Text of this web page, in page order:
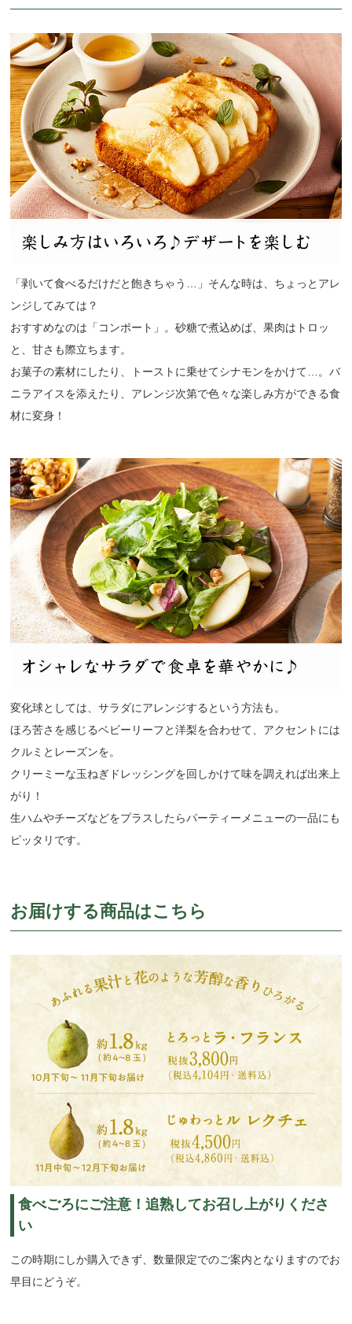
「剥いて食べるだけだと飽きちゃう…」そんな時は、ちょっとアレ
ンジしてみては？
おすすめなのは「コンポート」。砂糖で煮込めば、果肉はトロッ
と、甘さも際立ちます。
お菓子の素材にしたり、トーストに乗せてシナモンをかけて…。バ
ニラアイスを添えたり、アレンジ次第で色々な楽しみ方ができる食
材に変身！
変化球としては、サラダにアレンジするという方法も。
ほろ苦さを感じるベビーリーフと洋梨を合わせて、アクセントには
クルミとレーズンを。
クリーミーな玉ねぎドレッシングを回しかけて味を調えれば出来上
がり！
生ハムやチーズなどをプラスしたらパーティーメニューの一品にも
ピッタリです。
お届けする商品はこちら
食べごろにご注意！追熟してお召し上がりくださ
い
この時期にしか購入できず、数量限定でのご案内となりますのでお
早目にどうぞ。